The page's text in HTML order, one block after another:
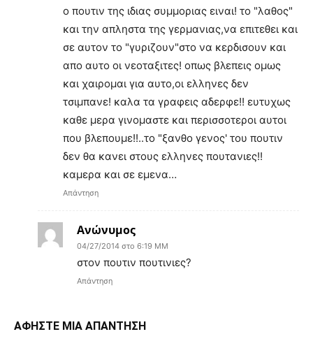
ο πουτιν της ιδιας συμμοριας ειναι! το "λαθος"
και την απληστα της γερμανιας,να επιτεθει και
σε αυτον το "γυριζουν"στο να κερδισουν και
απο αυτο οι νεοταξιτες! οπως βλεπεις ομως
και χαιρομαι για αυτο,οι ελληνες δεν
τσιμπανε! καλα τα γραφεις αδερφε!! ευτυχως
καθε μερα γινομαστε και περισσοτεροι αυτοι
που βλεπουμε!!..το "ξανθο γενος' του πουτιν
δεν θα κανει στους ελληνες πουτανιες!!
καμερα και σε εμενα…
Απάντηση
Ανώνυμος
04/27/2014 στο 6:19 ΜΜ
στον πουτιν πουτινιες?
Απάντηση
ΑΦΗΣΤΕ ΜΙΑ ΑΠΑΝΤΗΣΗ